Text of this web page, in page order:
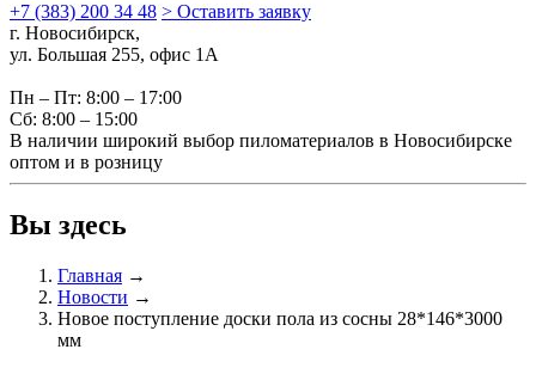
+7 (383) 200 34 48 > Оставить заявку
г. Новосибирск,
ул. Большая 255, офис 1А
Пн – Пт: 8:00 – 17:00
Сб: 8:00 – 15:00
В наличии широкий выбор пиломатериалов в Новосибирске
оптом и в розницу
Вы здесь
Главная →
Новости →
Новое поступление доски пола из сосны 28*146*3000
мм